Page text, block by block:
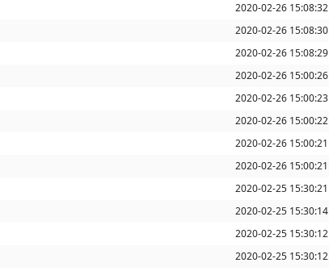
2020-02-26 15:08:32
2020-02-26 15:08:30
2020-02-26 15:08:29
2020-02-26 15:00:26
2020-02-26 15:00:23
2020-02-26 15:00:22
2020-02-26 15:00:21
2020-02-26 15:00:21
2020-02-25 15:30:21
2020-02-25 15:30:14
2020-02-25 15:30:12
2020-02-25 15:30:12